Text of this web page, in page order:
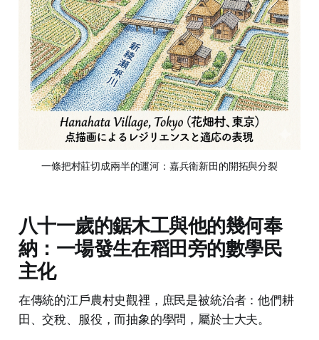
一條把村莊切成兩半的運河：嘉兵衛新田的開拓與分裂
八十一歲的鋸木工與他的幾何奉
納：一場發生在稻田旁的數學民
主化
在傳統的江戶農村史觀裡，庶民是被統治者：他們耕
田、交稅、服役，而抽象的學問，屬於士大夫。